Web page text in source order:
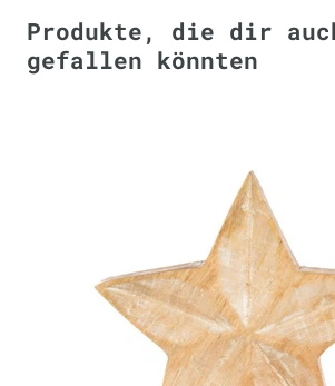
Produkte, die dir
gefallen könnten